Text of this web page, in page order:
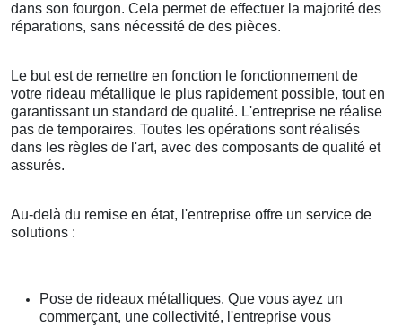
dans son fourgon. Cela permet de effectuer la majorité des
réparations, sans nécessité de des pièces.
Le but est de remettre en fonction le fonctionnement de
votre rideau métallique le plus rapidement possible, tout en
garantissant un standard de qualité. L'entreprise ne réalise
pas de temporaires. Toutes les opérations sont réalisés
dans les règles de l'art, avec des composants de qualité et
assurés.
Au-delà du remise en état, l'entreprise offre un service de
solutions :
Pose de rideaux métalliques. Que vous ayez un
commerçant, une collectivité, l'entreprise vous